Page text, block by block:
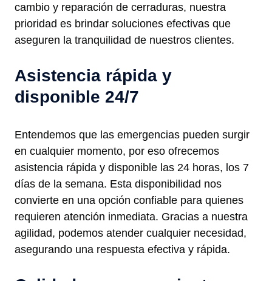
cambio y reparación de cerraduras, nuestra
prioridad es brindar soluciones efectivas que
aseguren la tranquilidad de nuestros clientes.
Asistencia rápida y
disponible 24/7
Entendemos que las emergencias pueden surgir
en cualquier momento, por eso ofrecemos
asistencia rápida y disponible las 24 horas, los 7
días de la semana. Esta disponibilidad nos
convierte en una opción confiable para quienes
requieren atención inmediata. Gracias a nuestra
agilidad, podemos atender cualquier necesidad,
asegurando una respuesta efectiva y rápida.